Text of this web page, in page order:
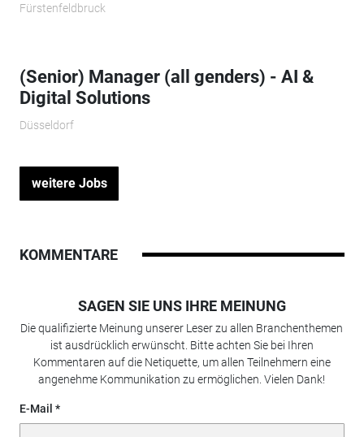
Fürstenfeldbruck
(Senior) Manager (all genders) - AI &
Digital Solutions
Düsseldorf
weitere Jobs
KOMMENTARE
SAGEN SIE UNS IHRE MEINUNG
Die qualifizierte Meinung unserer Leser zu allen Branchenthemen
ist ausdrücklich erwünscht. Bitte achten Sie bei Ihren
Kommentaren auf die Netiquette, um allen Teilnehmern eine
angenehme Kommunikation zu ermöglichen. Vielen Dank!
E-Mail